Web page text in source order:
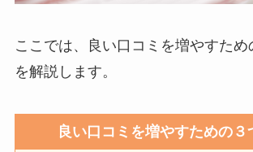
ここでは、良い口コミを増やすた
を解説します。
良い口コミを増やすための３